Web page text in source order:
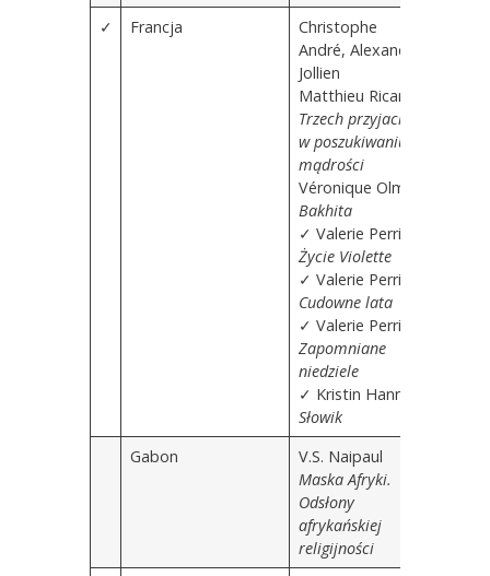
✓
Francja
Christophe
André, Alexandre
Jollien
Matthieu Ricard
Trzech przyjaciół
w poszukiwaniu
mądrości
Véronique Olmi
Bakhita
✓ Valerie Perrin
Życie Violette
✓ Valerie Perrin
Cudowne lata
✓ Valerie Perrin
Zapomniane
niedziele
✓ Kristin Hannah
Słowik
Gabon
V.S. Naipaul
Maska Afryki.
Odsłony
afrykańskiej
religijności